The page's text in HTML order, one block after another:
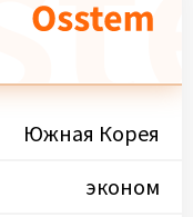
Южная Корея
эконом